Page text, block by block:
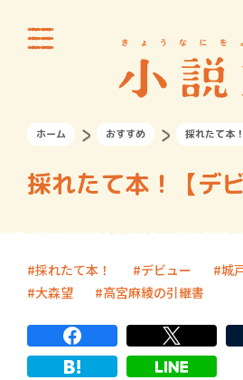
ホーム おすすめ 採れたて本！
採れたて本！【デ
採れたて本！ デビュー
城
大森望
高宮麻綾の引継書